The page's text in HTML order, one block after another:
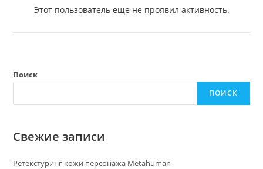
Этот пользователь еще не проявил активность.
Поиск
ПОИСК
Свежие записи
Ретекстуринг кожи персонажа Metahuman